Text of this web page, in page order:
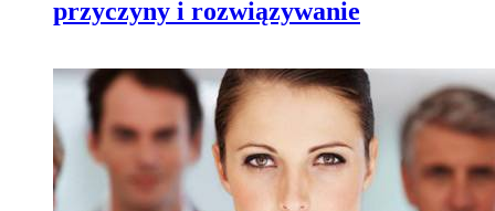
przyczyny i rozwiązywanie